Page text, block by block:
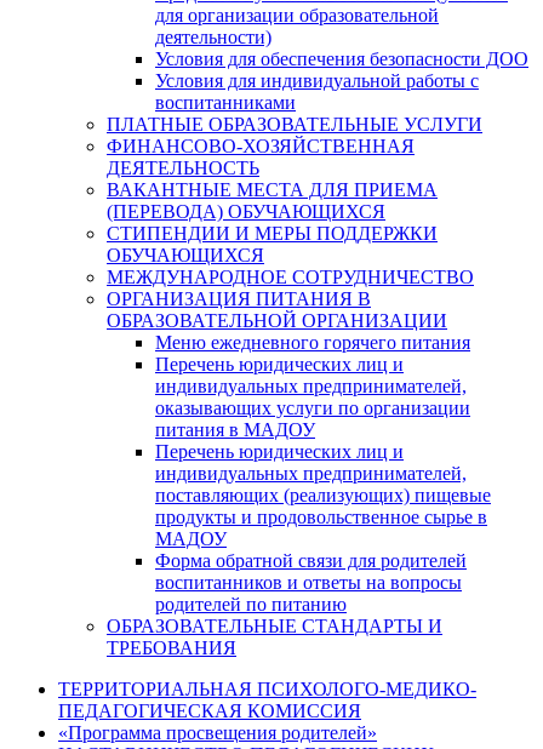
для организации образовательной
деятельности)
Условия для обеспечения безопасности ДОО
Условия для индивидуальной работы с
воспитанниками
ПЛАТНЫЕ ОБРАЗОВАТЕЛЬНЫЕ УСЛУГИ
ФИНАНСОВО-ХОЗЯЙСТВЕННАЯ
ДЕЯТЕЛЬНОСТЬ
ВАКАНТНЫЕ МЕСТА ДЛЯ ПРИЕМА
(ПЕРЕВОДА) ОБУЧАЮЩИХСЯ
СТИПЕНДИИ И МЕРЫ ПОДДЕРЖКИ
ОБУЧАЮЩИХСЯ
МЕЖДУНАРОДНОЕ СОТРУДНИЧЕСТВО
ОРГАНИЗАЦИЯ ПИТАНИЯ В
ОБРАЗОВАТЕЛЬНОЙ ОРГАНИЗАЦИИ
Меню ежедневного горячего питания
Перечень юридических лиц и
индивидуальных предпринимателей,
оказывающих услуги по организации
питания в МАДОУ
Перечень юридических лиц и
индивидуальных предпринимателей,
поставляющих (реализующих) пищевые
продукты и продовольственное сырье в
МАДОУ
Форма обратной связи для родителей
воспитанников и ответы на вопросы
родителей по питанию
ОБРАЗОВАТЕЛЬНЫЕ СТАНДАРТЫ И
ТРЕБОВАНИЯ
ТЕРРИТОРИАЛЬНАЯ ПСИХОЛОГО-МЕДИКО-
ПЕДАГОГИЧЕСКАЯ КОМИССИЯ
«Программа просвещения родителей»